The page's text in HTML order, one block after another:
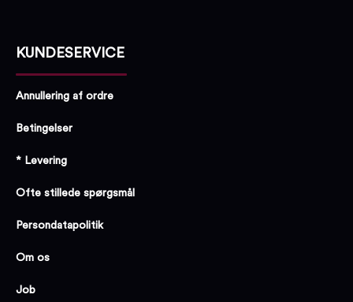
KUNDESERVICE
Annullering af ordre
Betingelser
* Levering
Ofte stillede spørgsmål
Persondatapolitik
Om os
Job